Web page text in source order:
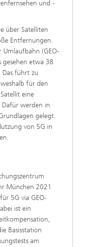
und -
über Satelliten
Entfernungen.
Umlaufbahn (GEO-
gesehen etwa 38
führt zu
für den
eine
werden in
gelegt.
von 5G in
München 2021
5G via GEO-
ist ein
Basisstation
am